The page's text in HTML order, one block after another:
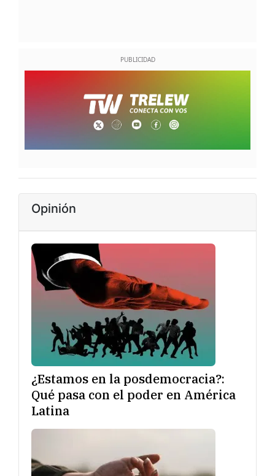
Opinión
¿Estamos en la posdemocracia?:
Qué pasa con el poder en América
Latina